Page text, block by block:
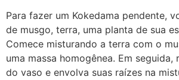
Para fazer um Kokedama pendente,
de musgo, terra, uma planta de sua
Comece misturando a terra com o
uma massa homogênea. Em seguida,
do vaso e envolva suas raízes na